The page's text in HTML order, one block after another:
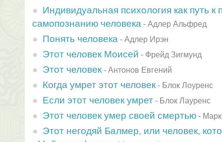
Индивидуальная психология как путь к
самопознанию человека - Адлер Альфред
Понять человека - Адлер Ирэн
Этот человек Моисей - Фрейд Зигмунд
Этот человек - Антонов Евгений
Когда умрет этот человек - Блок Лоуренс
Если этот человек умрет - Блок Лауренс
Этот человек умер своей смертью -
Этот негодяй Балмер, или человек,